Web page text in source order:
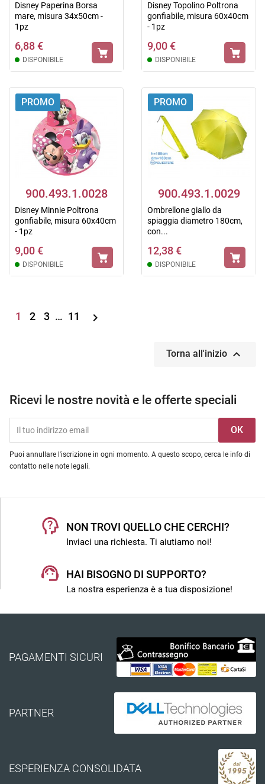
Disney Paperina Borsa
mare, misura 34x50cm -
1pz
6,88 €
DISPONIBILE
Disney Topolino Poltrona
gonfiabile, misura 60x40cm
- 1pz
9,00 €
DISPONIBILE
PROMO
900.493.1.0028
Disney Minnie Poltrona
gonfiabile, misura 60x40cm
- 1pz
9,00 €
DISPONIBILE
PROMO
900.493.1.0029
Ombrellone giallo da
spiaggia diametro 180cm,
con...
12,38 €
DISPONIBILE
1 2 3 … 11 
Torna all'inizio 
Ricevi le nostre novità e le offerte speciali
Puoi annullare l'iscrizione in ogni momento. A questo scopo, cerca le info di
contatto nelle note legali.
NON TROVI QUELLO CHE CERCHI?
Inviaci una richiesta. Ti aiutiamo noi!
HAI BISOGNO DI SUPPORTO?
La nostra esperienza è a tua disposizione!
PAGAMENTI SICURI
PARTNER
ESPERIENZA CONSOLIDATA